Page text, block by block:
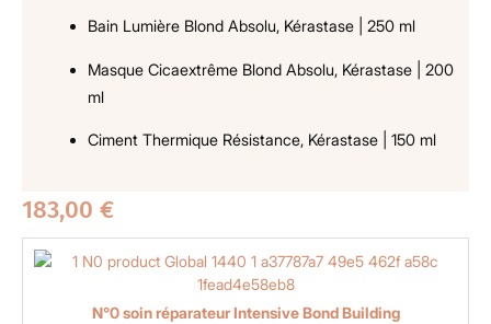
Bain Lumière Blond Absolu, Kérastase | 250 ml
Masque Cicaextrême Blond Absolu, Kérastase | 200
ml
Ciment Thermique Résistance, Kérastase | 150 ml
183,00 €
N°0 soin réparateur Intensive Bond Building